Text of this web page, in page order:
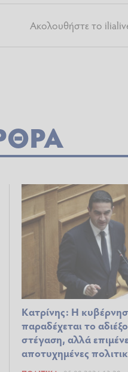
Ακολουθήστε το
Κατρίνης: Η
παραδέχεται το
στέγαση, αλλά
αποτυχημένες